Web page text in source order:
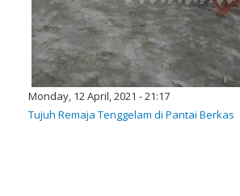
Monday, 12 April, 2021 - 21:17
Tujuh Remaja Tenggelam di Pantai Berkas